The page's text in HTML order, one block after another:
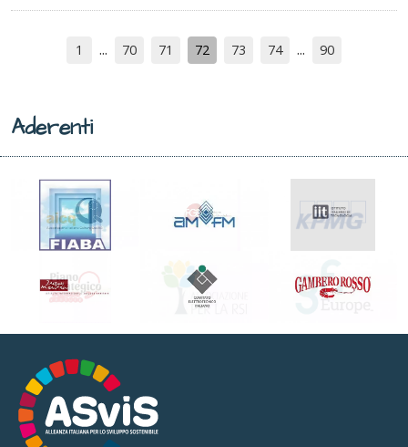
1 70 71 72 73 74 90
Aderenti